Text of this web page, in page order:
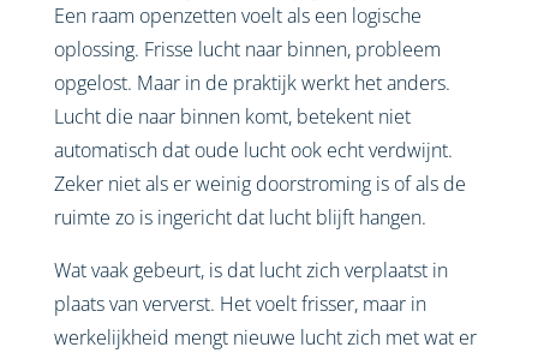
Een raam openzetten voelt als een logische
oplossing. Frisse lucht naar binnen, probleem
opgelost. Maar in de praktijk werkt het anders.
Lucht die naar binnen komt, betekent niet
automatisch dat oude lucht ook echt verdwijnt.
Zeker niet als er weinig doorstroming is of als de
ruimte zo is ingericht dat lucht blijft hangen.
Wat vaak gebeurt, is dat lucht zich verplaatst in
plaats van ververst. Het voelt frisser, maar in
werkelijkheid mengt nieuwe lucht zich met wat er